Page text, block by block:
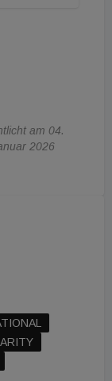
am 04.
2026